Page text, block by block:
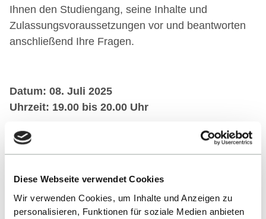
Diese Webseite verwendet Cookies
Wir verwenden Cookies, um Inhalte und Anzeigen zu
personalisieren, Funktionen für soziale Medien anbieten
Ihnen den Studiengang, seine Inhalte und
Zulassungsvoraussetzungen vor und beantworten
anschließend Ihre Fragen.
Datum: 08. Juli 2025
Uhrzeit: 19.00 bis 20.00 Uhr
VORANMELDUNG NÖTIG)